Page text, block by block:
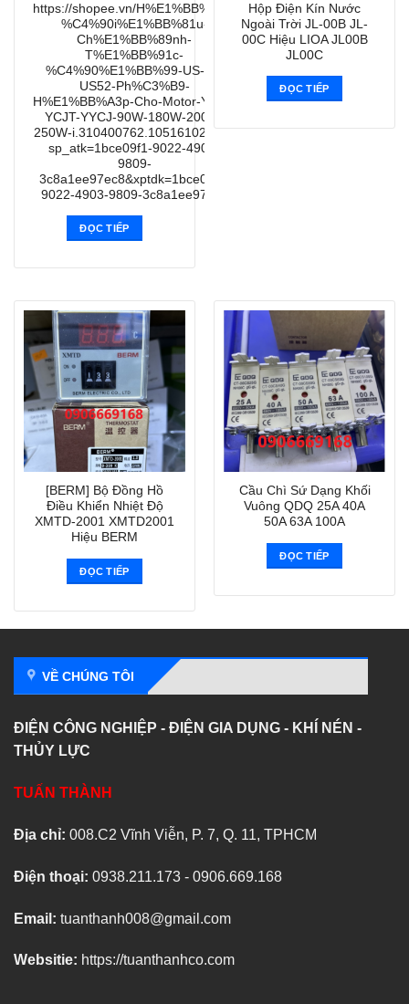
https://shopee.vn/H%E1%BB%99p-
%C4%90i%E1%BB%81u-
Ch%E1%BB%89nh-
T%E1%BB%91c-
%C4%90%E1%BB%99-US-52-
US52-Ph%C3%B9-
H%E1%BB%A3p-Cho-Motor-YYPJ-
YCJT-YYCJ-90W-180W-200W-
250W-i.310400762.10516102853?
sp_atk=1bce09f1-9022-4903-
9809-
3c8a1ee97ec8&xptdk=1bce09f1-
9022-4903-9809-3c8a1ee97ec8
ĐỌC TIẾP
Hộp Điện Kín Nước
Ngoài Trời JL-00B JL-
00C Hiệu LIOA JL00B
JL00C
ĐỌC TIẾP
[BERM] Bộ Đồng Hồ
Điều Khiển Nhiệt Độ
XMTD-2001 XMTD2001
Hiệu BERM
ĐỌC TIẾP
Cầu Chì Sứ Dạng Khối
Vuông QDQ 25A 40A
50A 63A 100A
ĐỌC TIẾP
VỀ CHÚNG TÔI
ĐIỆN CÔNG NGHIỆP - ĐIỆN GIA DỤNG - KHÍ NÉN -
THỦY LỰC
TUẤN THÀNH
Địa chỉ: 008.C2 Vĩnh Viễn, P. 7, Q. 11, TPHCM
Điện thoại: 0938.211.173 - 0906.669.168
Email: tuanthanh008@gmail.com
Websitie: https://tuanthanhco.com